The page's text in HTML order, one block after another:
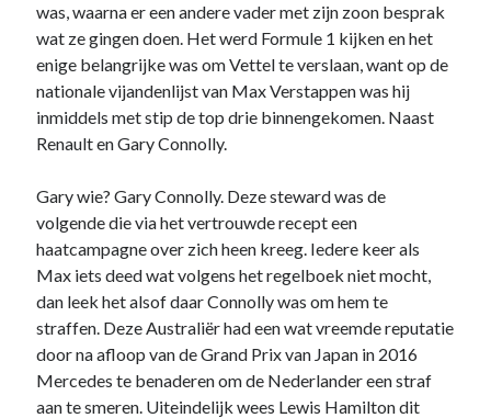
was, waarna er een andere vader met zijn zoon besprak
wat ze gingen doen. Het werd Formule 1 kijken en het
enige belangrijke was om Vettel te verslaan, want op de
nationale vijandenlijst van Max Verstappen was hij
inmiddels met stip de top drie binnengekomen. Naast
Renault en Gary Connolly.
Gary wie? Gary Connolly. Deze steward was de
volgende die via het vertrouwde recept een
haatcampagne over zich heen kreeg. Iedere keer als
Max iets deed wat volgens het regelboek niet mocht,
dan leek het alsof daar Connolly was om hem te
straffen. Deze Australiër had een wat vreemde reputatie
door na afloop van de Grand Prix van Japan in 2016
Mercedes te benaderen om de Nederlander een straf
aan te smeren. Uiteindelijk wees Lewis Hamilton dit